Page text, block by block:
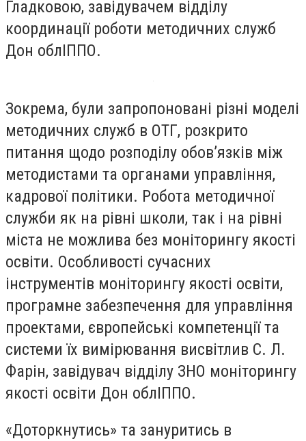
Гладковою, завідувачем відділу
координації роботи методичних служб
Дон облІППО.
Зокрема, були запропоновані різні моделі
методичних служб в ОТГ, розкрито
питання щодо розподілу обов’язків між
методистами та органами управління,
кадрової політики. Робота методичної
служби як на рівні школи, так і на рівні
міста не можлива без моніторингу якості
освіти. Особливості сучасних
інструментів моніторингу якості освіти,
програмне забезпечення для управління
проектами, європейські компетенції та
системи їх вимірювання висвітлив С. Л.
Фарін, завідувач відділу ЗНО моніторингу
якості освіти Дон облІППО.
«Доторкнутись» та зануритись в